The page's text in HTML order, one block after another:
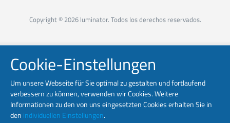
Copyright © 2026 luminator. Todos los derechos reservados.
Cookie-Einstellungen
Um unsere Webseite für Sie optimal zu gestalten und fortlaufend
verbessern zu können, verwenden wir Cookies. Weitere
Informationen zu den von uns eingesetzten Cookies erhalten Sie in
den individuellen Einstellungen.